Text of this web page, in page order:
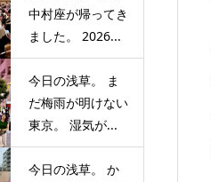
中村座が帰ってき
ました。 2026...
今日の浅草。 ま
だ梅雨が明けない
東京。 湿気が...
今日の浅草。 か